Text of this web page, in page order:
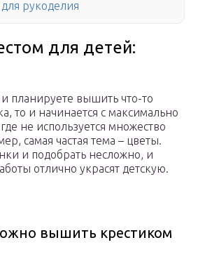
рукоделия
для детей:
планируете вышить что-то
то и начинается с максимально
не используется множество
самая частая тема – цветы.
и подобрать несложно, и
отлично украсят детскую.
вышить крестиком